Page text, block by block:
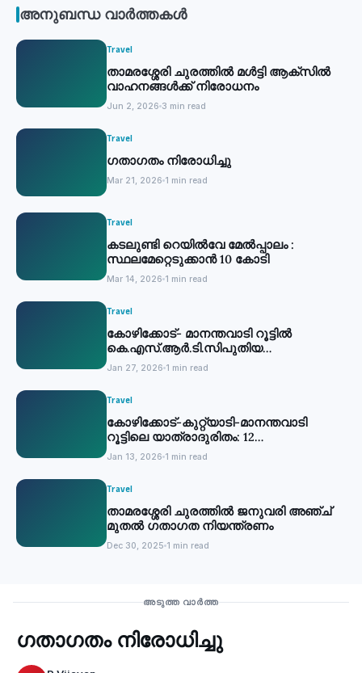
അനുബന്ധ വാർത്തകൾ
Travel
താമരശ്ശേരി ചുരത്തിൽ മൾട്ടി ആക്‌സിൽ
വാഹനങ്ങൾക്ക് നിരോധനം
Jun 2, 2026 3 min read
Travel
ഗതാഗതം നിരോധിച്ചു
Mar 21, 2026 1 min read
Travel
കടലുണ്ടി റെയിൽവേ മേൽപ്പാലം :
സ്ഥലമേറ്റെടുക്കാൻ 10 കോടി
Mar 14, 2026 1 min read
Travel
കോഴിക്കോട്- മാനന്തവാടി റൂട്ടില്‍
കെ.എസ്.ആര്‍.ടി.സിപുതിയ
സര്‍വീസുകള്‍ തുടങ്ങി
Jan 27, 2026 1 min read
Travel
കോഴിക്കോട്-കുറ്റ്യാടി-മാനന്തവാടി
റൂട്ടിലെ യാത്രാദുരിതം: 12
കെ.എസ്.ആര്‍.ടി.സി സര്‍വീസുകള്‍
അനുവദിക്കും
Jan 13, 2026 1 min read
Travel
താമരശ്ശേരി ചുരത്തില്‍ ജനുവരി അഞ്ച്
മുതല്‍ ഗതാഗത നിയന്ത്രണം
Dec 30, 2025 1 min read
അടുത്ത വാർത്ത
‹
ഗതാഗതം നിരോധിച്ചു